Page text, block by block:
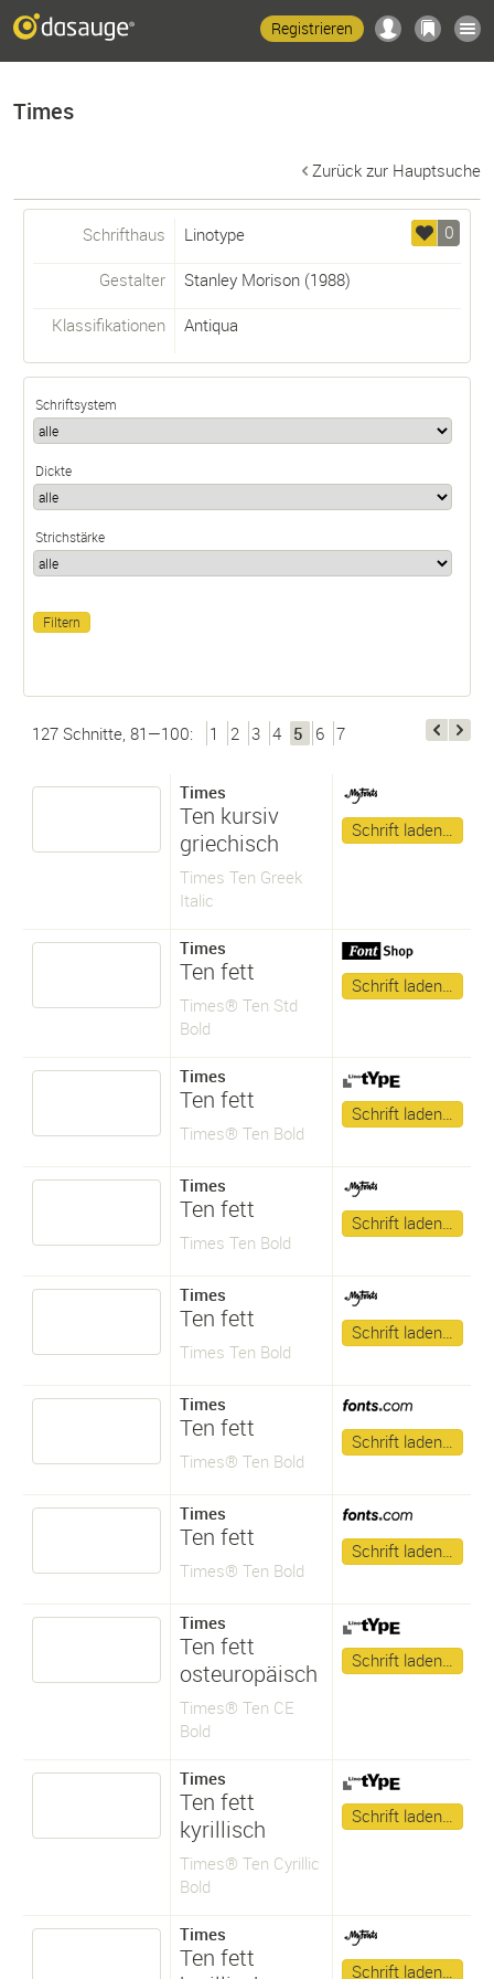
Registrieren
Times
Zurück zur Hauptsuche
0
Schrifthaus Linotype
Gestalter Stanley Morison(1988)
Klassifikationen Antiqua
Schriftsystem
Dickte
Strichstärke
127 Schnitte, 81—100: 1 2 3 4 5 6 7
Times
Ten kursiv
griechisch
Times Ten Greek
Italic
Schrift laden…
Times
Ten fett
Times® Ten Std
Bold
Schrift laden…
Times
Ten fett
Times® Ten Bold
Schrift laden…
Times
Ten fett
Times Ten Bold
Schrift laden…
Times
Ten fett
Times Ten Bold
Schrift laden…
Times
Ten fett
Times® Ten Bold
Schrift laden…
Times
Ten fett
Times® Ten Bold
Schrift laden…
Times
Ten fett
osteuropäisch
Times® Ten CE
Bold
Schrift laden…
Times
Ten fett
kyrillisch
Times® Ten Cyrillic
Bold
Schrift laden…
Times
Ten fett
Schrift laden…